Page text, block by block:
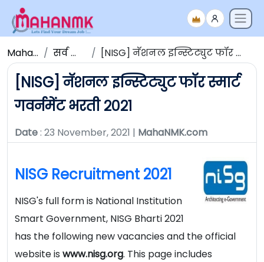
Maha NMK सर्व जाहिराती [NISG] नॅशनल इन्स्टिट्युट फॉर स्मार्ट गवर्नमेंट भरती २०२१
[NISG] नॅशनल इन्स्टिट्युट फॉर स्मार्ट
गवर्नमेंट भरती २०२१
Date: 23 November, 2021 | MahaNMK.com
NISG Recruitment 2021
NISG's full form is National Institution
Smart Government, NISG Bharti 2021
has the following new vacancies and the official
website is www.nisg.org. This page includes